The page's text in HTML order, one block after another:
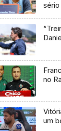
sério
no
um